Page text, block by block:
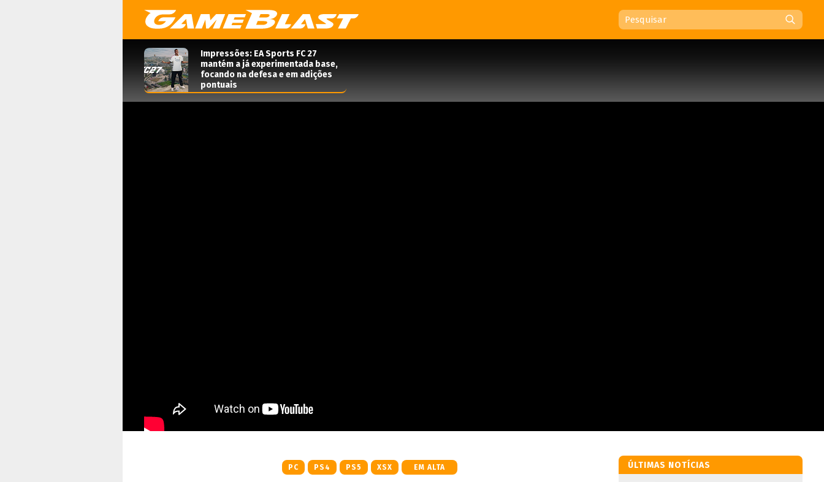
Impressões: EA Sports FC 27
mantém a já experimentada base,
focando na defesa e em adições
pontuais
PC PS4 PS5 XSX EM ALTA ÚLTIMAS NOTÍCIAS